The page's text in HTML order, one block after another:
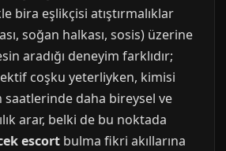
bira eşlikçisi atıştırmalıklar
soğan halkası, sosis) üzerine
aradığı deneyim farklıdır;
coşku yeterliyken, kimisi
saatlerinde daha bireysel ve
arar, belki de bu noktada
escort bulma fikri akıllarına